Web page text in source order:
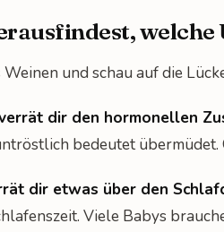
welche
Weinen und schau auf die
dir den hormonellen
bedeutet
dir etwas über den
Viele Babys